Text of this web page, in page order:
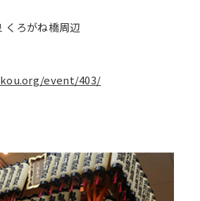
くろがね橋周辺
event/403/